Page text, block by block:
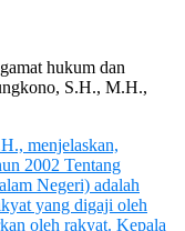
hukum dan
S.H., M.H.,